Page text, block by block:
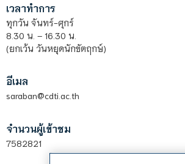
เวลาทำการ
ทุกวัน จันทร์-ศุกร์
8.30 น. – 16.30 น.
(ยกเว้น วันหยุดนักขัตฤกษ์)
อีเมล
saraban@cdti.ac.th
จำนวนผู้เข้าชม
7582821